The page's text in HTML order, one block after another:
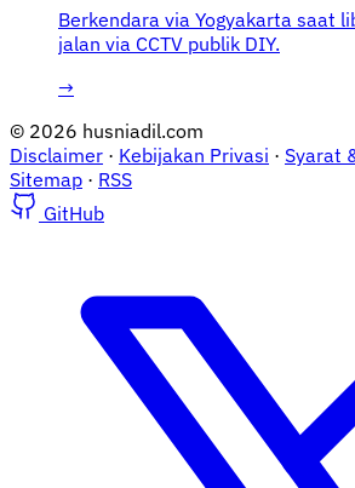
Berkendara via Yogyakarta saat
jalan via CCTV publik DIY.
→
© 2026 husniadil.com
Disclaimer · Kebijakan Privasi · Syarat
Sitemap · RSS
GitHub